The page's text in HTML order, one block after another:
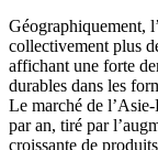
Géographiquement,
collectivement plus
affichant une forte
durables dans les
Le marché de
par an, tiré par
croissante de